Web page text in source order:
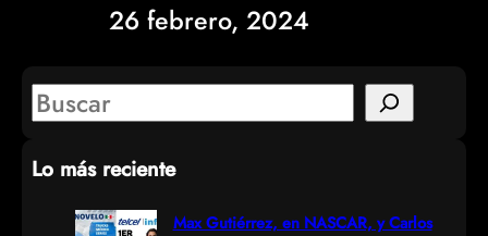
26 febrero, 2024
S
a
Lo más reciente
Max Gutiérrez, en NASCAR, y Carlos